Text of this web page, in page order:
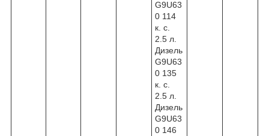
G9U63
0 114
к. с.
2.5 л.
Дизель
G9U63
0 135
к. с.
2.5 л.
Дизель
G9U63
0 146